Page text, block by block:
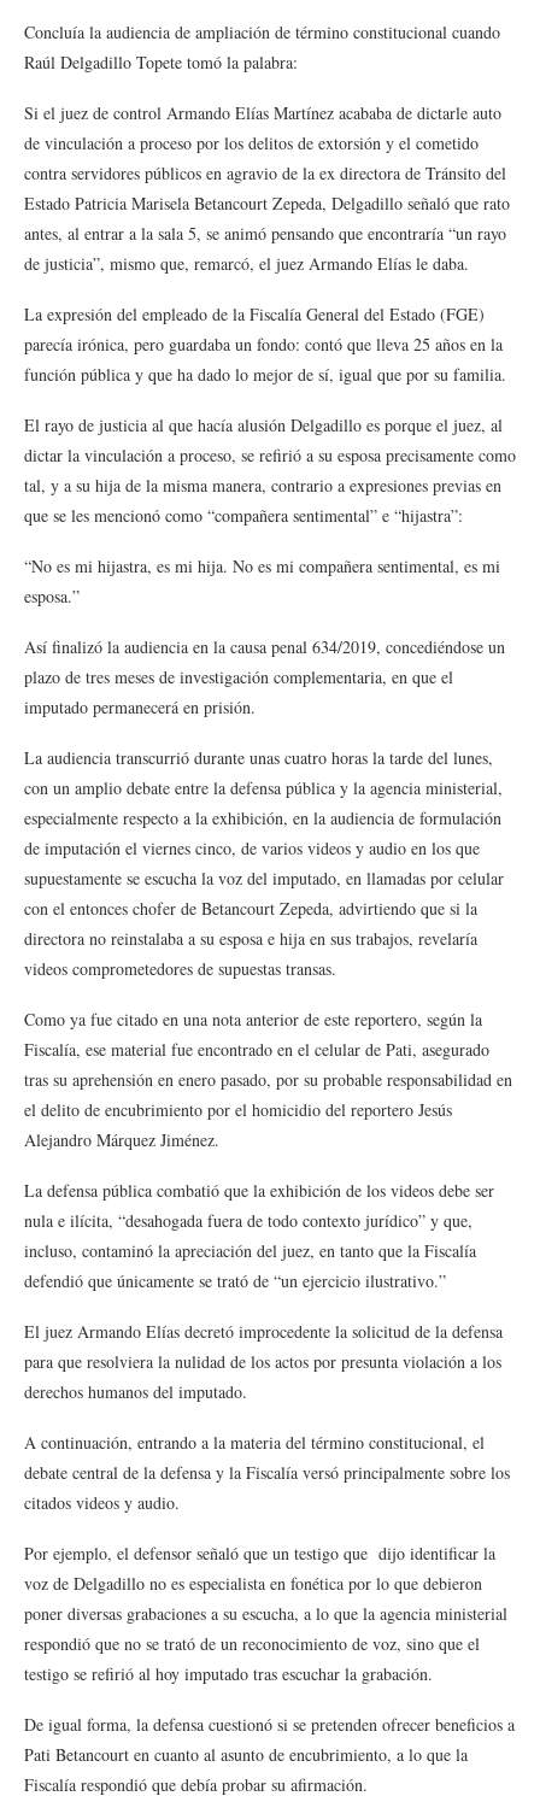
Concluía la audiencia de ampliación de término constitucional cuando
Raúl Delgadillo Topete tomó la palabra:
Si el juez de control Armando Elías Martínez acababa de dictarle auto
de vinculación a proceso por los delitos de extorsión y el cometido
contra servidores públicos en agravio de la ex directora de Tránsito del
Estado Patricia Marisela Betancourt Zepeda, Delgadillo señaló que rato
antes, al entrar a la sala 5, se animó pensando que encontraría “un rayo
de justicia”, mismo que, remarcó, el juez Armando Elías le daba.
La expresión del empleado de la Fiscalía General del Estado (FGE)
parecía irónica, pero guardaba un fondo: contó que lleva 25 años en la
función pública y que ha dado lo mejor de sí, igual que por su familia.
El rayo de justicia al que hacía alusión Delgadillo es porque el juez, al
dictar la vinculación a proceso, se refirió a su esposa precisamente como
tal, y a su hija de la misma manera, contrario a expresiones previas en
que se les mencionó como “compañera sentimental” e “hijastra”:
“No es mi hijastra, es mi hija. No es mi compañera sentimental, es mi
esposa.”
Así finalizó la audiencia en la causa penal 634/2019, concediéndose un
plazo de tres meses de investigación complementaria, en que el
imputado permanecerá en prisión.
La audiencia transcurrió durante unas cuatro horas la tarde del lunes,
con un amplio debate entre la defensa pública y la agencia ministerial,
especialmente respecto a la exhibición, en la audiencia de formulación
de imputación el viernes cinco, de varios videos y audio en los que
supuestamente se escucha la voz del imputado, en llamadas por celular
con el entonces chofer de Betancourt Zepeda, advirtiendo que si la
directora no reinstalaba a su esposa e hija en sus trabajos, revelaría
videos comprometedores de supuestas transas.
Como ya fue citado en una nota anterior de este reportero, según la
Fiscalía, ese material fue encontrado en el celular de Pati, asegurado
tras su aprehensión en enero pasado, por su probable responsabilidad en
el delito de encubrimiento por el homicidio del reportero Jesús
Alejandro Márquez Jiménez.
La defensa pública combatió que la exhibición de los videos debe ser
nula e ilícita, “desahogada fuera de todo contexto jurídico” y que,
incluso, contaminó la apreciación del juez, en tanto que la Fiscalía
defendió que únicamente se trató de “un ejercicio ilustrativo.”
El juez Armando Elías decretó improcedente la solicitud de la defensa
para que resolviera la nulidad de los actos por presunta violación a los
derechos humanos del imputado.
A continuación, entrando a la materia del término constitucional, el
debate central de la defensa y la Fiscalía versó principalmente sobre los
citados videos y audio.
Por ejemplo, el defensor señaló que un testigo que dijo identificar la
voz de Delgadillo no es especialista en fonética por lo que debieron
poner diversas grabaciones a su escucha, a lo que la agencia ministerial
respondió que no se trató de un reconocimiento de voz, sino que el
testigo se refirió al hoy imputado tras escuchar la grabación.
De igual forma, la defensa cuestionó si se pretenden ofrecer beneficios a
Pati Betancourt en cuanto al asunto de encubrimiento, a lo que la
Fiscalía respondió que debía probar su afirmación.